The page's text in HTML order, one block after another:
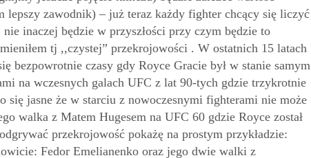
lepszy zawodnik) – już teraz każdy fighter chcący się liczyć
inaczej będzie w przyszłości przy czym będzie to
tj ,,czystej” przekrojowości . W ostatnich 15 latach
bezpowrotnie czasy gdy Royce Gracie był w stanie samym
na wczesnych galach UFC z lat 90-tych gdzie trzykrotnie
się jasne że w starciu z nowoczesnymi fighterami nie może
walka z Matem Hugesem na UFC 60 gdzie Royce został
przekrojowość pokażę na prostym przykładzie:
Fedor Emelianenko oraz jego dwie walki z